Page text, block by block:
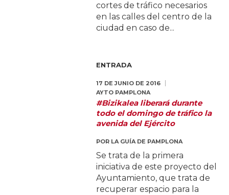
cortes de tráfico necesarios
en las calles del centro de la
ciudad en caso de...
ENTRADA
17 DE JUNIO DE 2016
AYTO PAMPLONA
#Bizikalea liberará durante
todo el domingo de tráfico la
avenida del Ejército
POR LA GUÍA DE PAMPLONA
Se trata de la primera
iniciativa de este proyecto del
Ayuntamiento, que trata de
recuperar espacio para la